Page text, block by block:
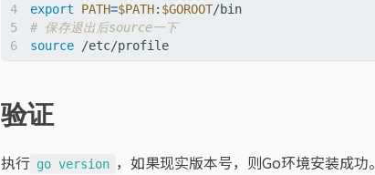
4
6
export
PATH=$PATH: $GOROOT
# 保存退出后source一下
source
验证
执行 go version ，如果现实版本号，则Go环境安装成功。